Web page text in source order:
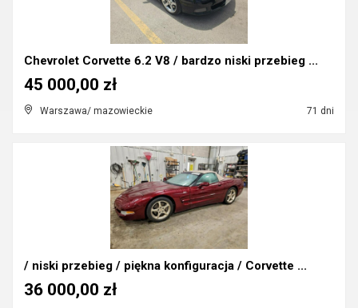
Chevrolet Corvette 6.2 V8 / bardzo niski przebieg ...
Warszawa/ mazowieckie 71 dni
45 000,00 zł
/ niski przebieg / piękna konfiguracja / Corvette ...
36 000,00 zł